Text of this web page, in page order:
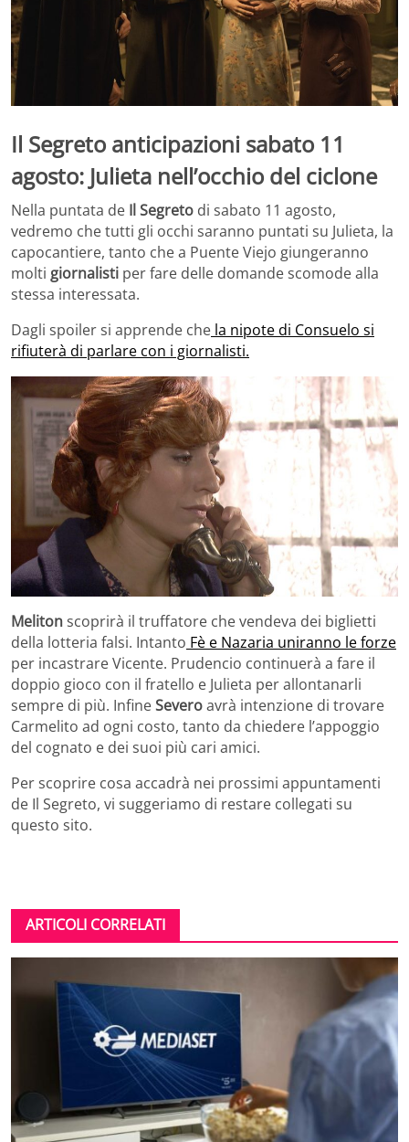
Il Segreto anticipazioni sabato 11
agosto: Julieta nell’occhio del ciclone
Nella puntata de Il Segreto di sabato 11 agosto,
vedremo che tutti gli occhi saranno puntati su Julieta, la
capocantiere, tanto che a Puente Viejo giungeranno
molti giornalisti per fare delle domande scomode alla
stessa interessata.
Dagli spoiler si apprende che la nipote di Consuelo si
rifiuterà di parlare con i giornalisti.
Melitonscoprirà il truffatore che vendeva dei biglietti
della lotteria falsi. Intanto Fè e Nazaria uniranno le forze
per incastrare Vicente. Prudencio continuerà a fare il
doppio gioco con il fratello e Julieta per allontanarli
sempre di più. InfineSeveroavrà intenzione di trovare
Carmelito ad ogni costo, tanto da chiedere l’appoggio
del cognato e dei suoi più cari amici.
Per scoprire cosa accadrà nei prossimi appuntamenti
de Il Segreto, vi suggeriamo di restare collegati su
questo sito.
ARTICOLI CORRELATI